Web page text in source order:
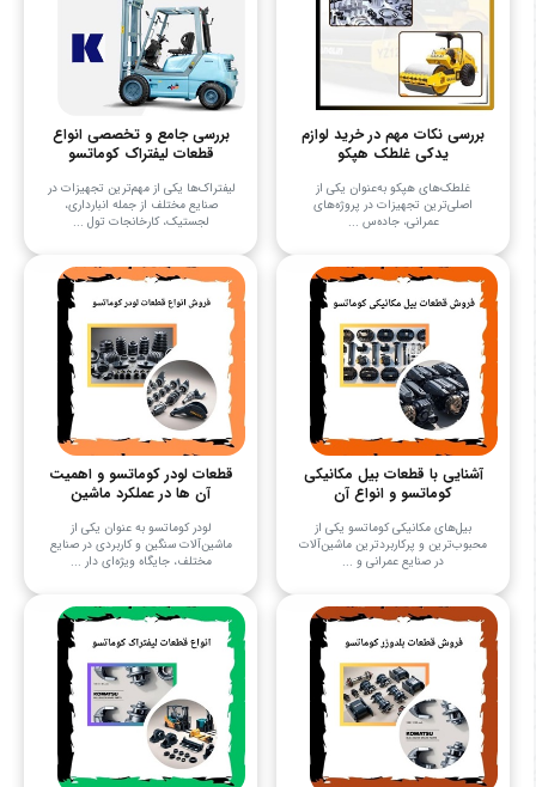
بررسی نکات مهم در خرید لوازم
یدکی غلطک هپکو
غلطک‌های هپکو به‌عنوان یکی از
اصلی‌ترین تجهیزات در پروژه‌های
عمرانی، جاده‌س ...
بررسی جامع و تخصصی انواع
قطعات لیفتراک کوماتسو
لیفتراک‌ها یکی از مهم‌ترین تجهیزات در
صنایع مختلف از جمله انبارداری،
لجستیک، کارخانجات تول ...
آشنایی با قطعات بیل مکانیکی
کوماتسو و انواع آن
بیل‌های مکانیکی کوماتسو یکی از
محبوب‌ترین و پرکاربردترین ماشین‌آلات
در صنایع عمرانی و ...
قطعات لودر کوماتسو و اهمیت
آن ها در عملکرد ماشین
لودر کوماتسو به عنوان یکی از
ماشین‌آلات سنگین و کاربردی در صنایع
مختلف، جایگاه ویژه‌ای دار ...